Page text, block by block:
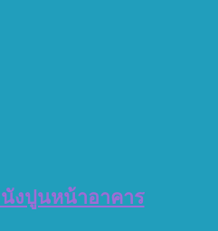
งปูนหน้าอาคาร